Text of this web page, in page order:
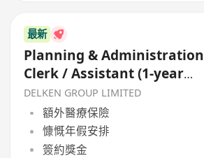
最新
Planning & Administration
Clerk / Assistant (1-year
contract)
DELKEN GROUP LIMITED
額外醫療保險
慷慨年假安排
簽約獎金